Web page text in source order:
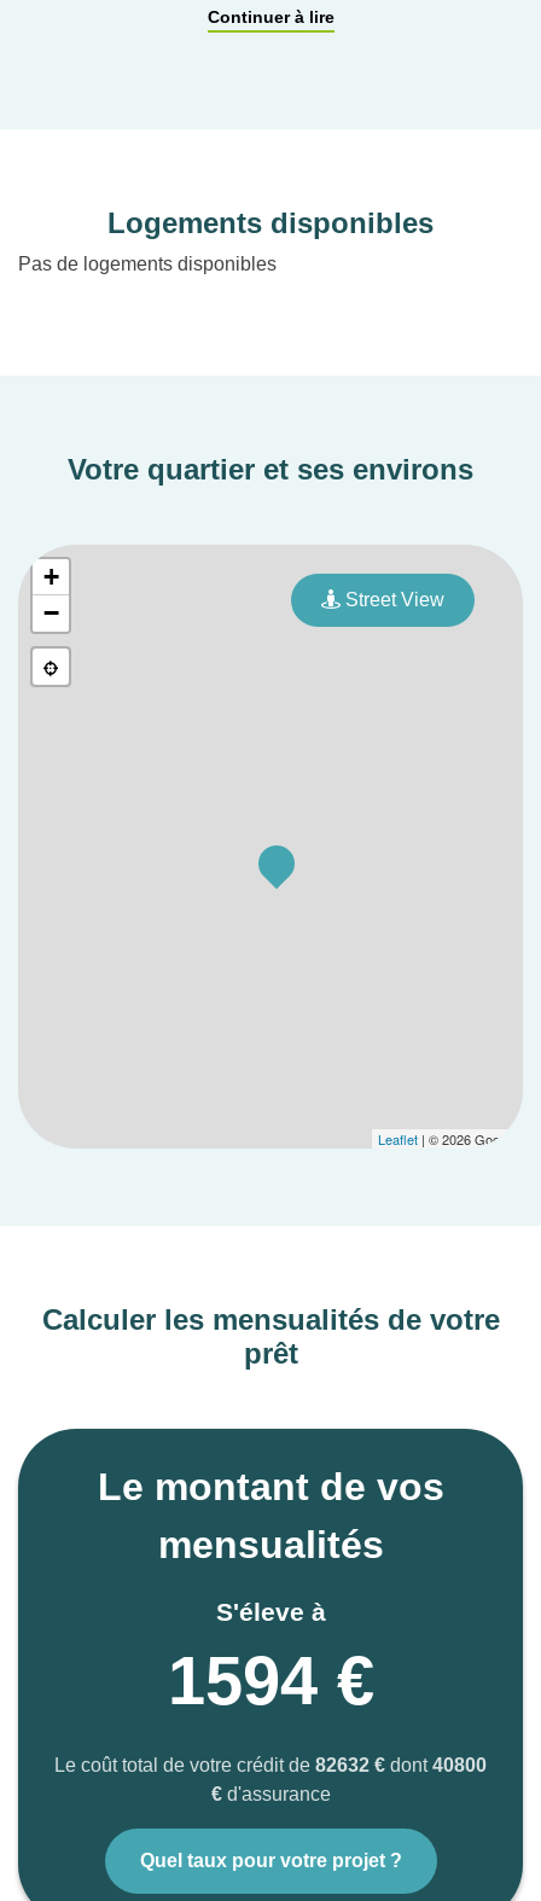
Continuer à lire
Logements disponibles
Pas de logements disponibles
Votre quartier et ses environs
+
−
Leaflet | © 2026 Google
Street View
Calculer les mensualités de votre
prêt
Le montant de vos
mensualités
S'éleve à
1594 €
Le coût total de votre crédit de 82632 € dont40800
€d'assurance
Quel taux pour votre projet ?